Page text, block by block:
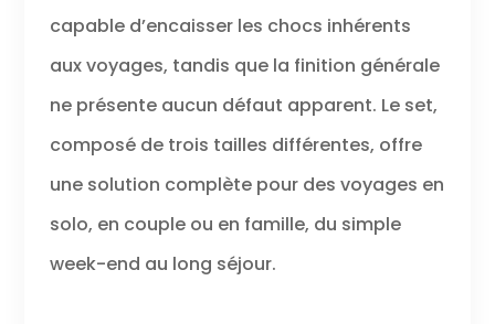
capable d’encaisser les chocs inhérents
aux voyages, tandis que la finition générale
ne présente aucun défaut apparent. Le set,
composé de trois tailles différentes, offre
une solution complète pour des voyages en
solo, en couple ou en famille, du simple
week-end au long séjour.